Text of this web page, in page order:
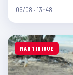
06/08 · 13h48
MARTINIQUE